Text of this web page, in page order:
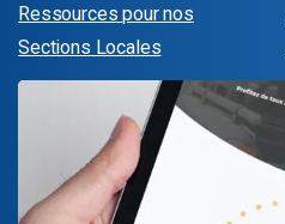
Ressources pour nos
Sections Locales